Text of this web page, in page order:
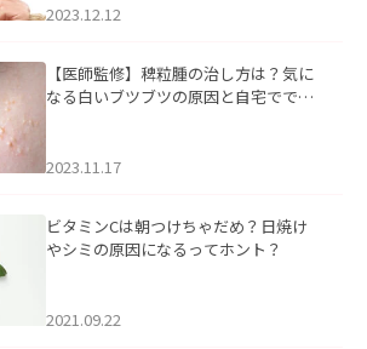
2023.12.12
【医師監修】稗粒腫の治し方は？気に
なる白いブツブツの原因と自宅ででき
2023.11.17
ビタミンCは朝つけちゃだめ？日焼け
やシミの原因になるってホント？
2021.09.22